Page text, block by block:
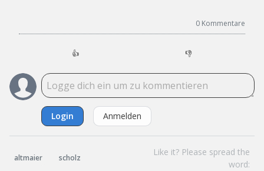
0 Kommentare
👍 👎
Login Anmelden
altmaier scholz
Like it? Please spread the
word: